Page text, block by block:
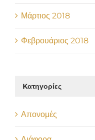
Μάρτιος 2018
Φεβρουάριος 2018
Kατηγορίες
Απονομές